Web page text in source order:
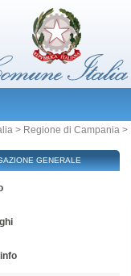
> Regione di Campania >
GENERALE